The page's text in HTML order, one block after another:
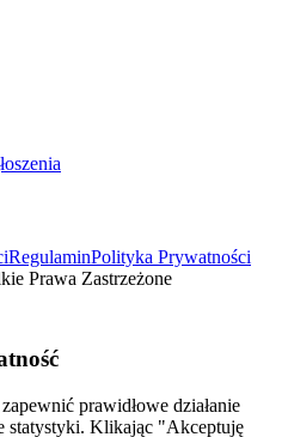
RegulaminPolityka Prywatności
Prawa Zastrzeżone
prawidłowe działanie
statystyki. Klikając "Akceptuję